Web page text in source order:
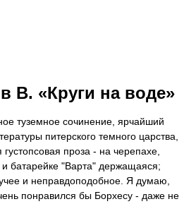
В. «Круги на воде»
туземное сочинение, ярчайший
питерского темного царства,
густопсовая проза - на черепахе,
и батарейке "Варта" держащаяся;
и неправдоподобное. Я думаю,
понравился бы Борхесу - даже не